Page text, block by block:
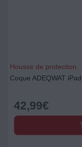
Housse de protection
Coque ADEQWAT
42,99€